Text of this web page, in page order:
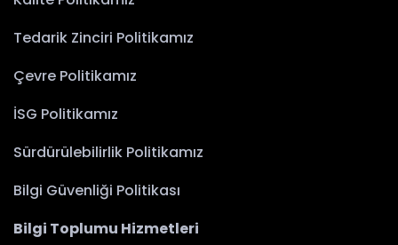
Tedarik Zinciri Politikamız
Çevre Politikamız
İSG Politikamız
Sürdürülebilirlik Politikamız
Bilgi Güvenliği Politikası
Bilgi Toplumu Hizmetleri